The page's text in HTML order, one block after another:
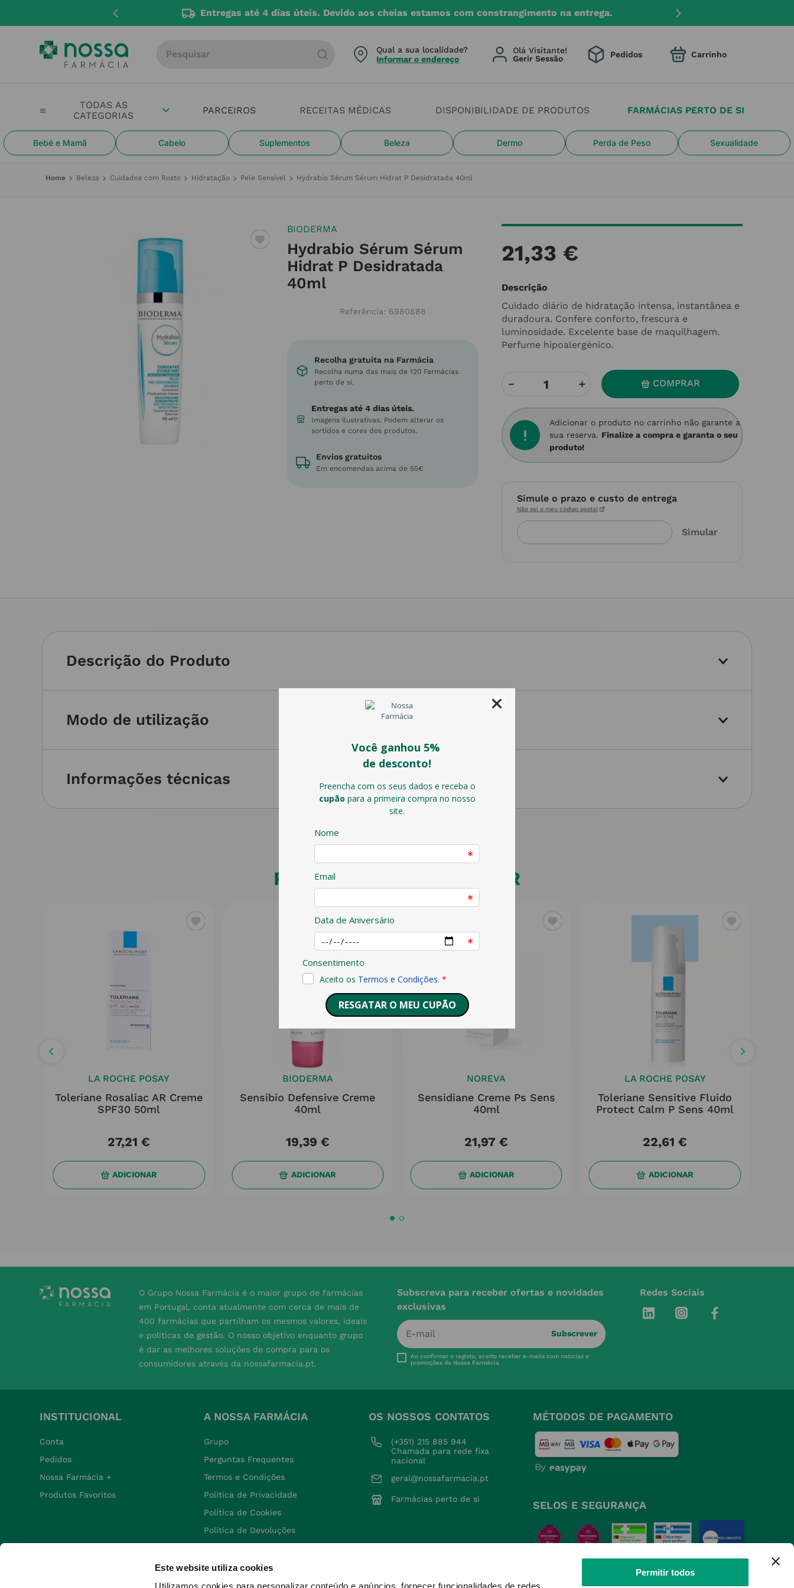
Este website utiliza cookies
Permitir todos
Entregas até 4 dias úteis. Devido aos cheias estamos com constrangimento na entrega.
PARCEIROS RECEITAS MÉDICAS DISPONIBILIDADE DE PRODUTOS FARMÁCIAS PERTO DE SI
Bebé e Mamã Cabelo Suplementos Beleza Dermo Perda de Peso Sexualidade
Qual a sua localidade?
Informar o endereço
Olá Visitante! Pedidos
Beleza Cuidados com Rosto Hidratação Pele Sensível Hydrabio Sérum Sérum Hidrat P Desidratada 40ml
BIODERMA
Hydrabio Sérum Sérum
Hidrat P Desidratada
40ml
Referência: 6980888
Recolha gratuita na Farmácia
Recolha numa das mais de 120 Farmácias
perto de si.
Entregas até 4 dias úteis.
Imagens ilustrativas. Podem alterar os
sortidos e cores dos produtos.
Envios gratuitos
Em encomendas acima de 55€
21,33 €
Descrição
Cuidado diário de hidratação intensa, instantânea e
duradoura. Confere conforto, frescura e
luminosidade. Excelente base de maquilhagem.
Perfume hipoalergénico.
＋
－ COMPRAR
Adicionar o produto no carrinho não garante a
sua reserva. Finalize a compra e garanta o seu
produto!
Simule o prazo e custo de entrega
Não sei o meu código postal
Descrição do Produto
Modo de utilização
Informações técnicas
PODERÁ TAMBÉM GOSTAR
LA ROCHE POSAY
Toleriane Rosaliac AR Creme
SPF30 50ml
27,21 €
ADICIONAR
BIODERMA
Sensibio Defensive Creme
40ml
19,39 €
ADICIONAR
NOREVA
Sensidiane Creme Ps Sens
40ml
21,97 €
ADICIONAR
LA ROCHE POSAY
Toleriane Sensitive Fluido
Protect Calm P Sens 40ml
22,61 €
ADICIONAR
O Grupo Nossa Farmácia é o maior grupo de farmácias
em Portugal, conta atualmente com cerca de mais de
400 farmácias que partilham os mesmos valores, ideais
e políticas de gestão. O nosso objetivo enquanto grupo
é dar as melhores soluções de compra para os
consumidores através da nossafarmacia.pt.
Subscreva para receber ofertas e novidades
exclusivas
Subscrever
Ao confirmar o registo, aceito receber e-mails com notícias e
promoções da Nossa Farmácia
Redes Sociais
INSTITUCIONAL
Conta
Pedidos
Nossa Farmácia +
Produtos Favoritos
A NOSSA FARMÁCIA
Grupo
Perguntas Frequentes
Termos e Condições
Política de Privacidade
Política de Cookies
Política de Devoluções
OS NOSSOS CONTATOS
(+351) 215 885 944
Chamada para rede fixa
nacional
geral@nossafarmacia.pt
Farmácias perto de si
MÉTODOS DE PAGAMENTO
SELOS E SEGURANÇA